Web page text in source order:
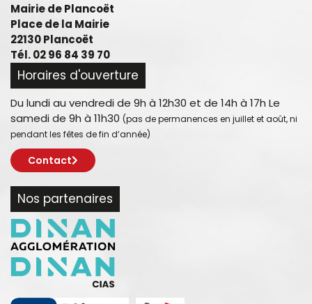
Mairie de Plancoët
Place de la Mairie
22130 Plancoët
Tél. 02 96 84 39 70
Horaires d'ouverture
Du lundi au vendredi de 9h à 12h30 et de 14h à 17h Le
samedi de 9h à 11h30 (pas de permanences en juillet et août, ni
pendant les fêtes de fin d’année)
Contact
Nos partenaires